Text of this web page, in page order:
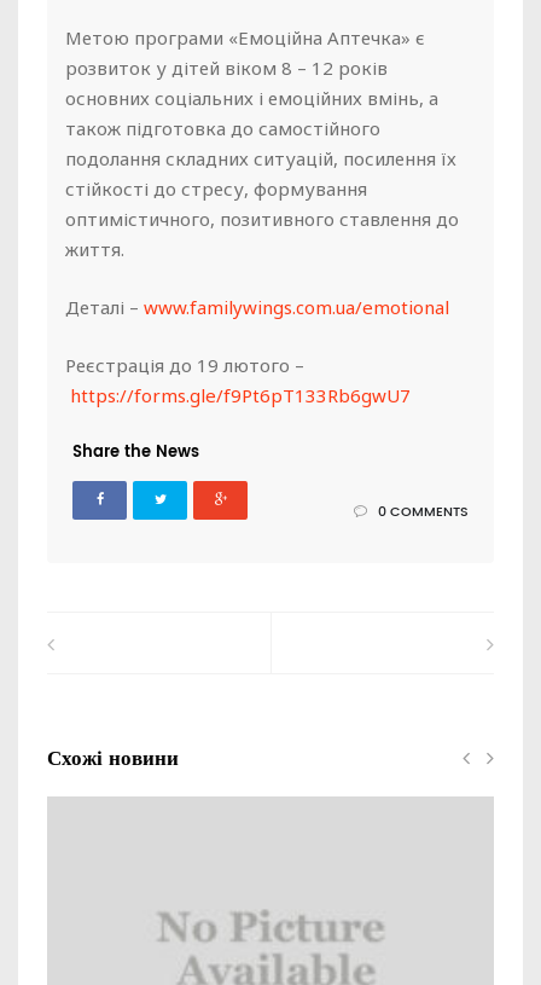
Метою програми «Емоційна Аптечка» є
розвиток у дітей віком 8 – 12 років
основних соціальних і емоційних вмінь, а
також підготовка до самостійного
подолання складних ситуацій, посилення їх
стійкості до стресу, формування
оптимістичного, позитивного ставлення до
життя.
Деталі – www.familywings.com.ua/emotional
Реєстрація до 19 лютого –
https://forms.gle/f9Pt6pT133Rb6gwU7
Share the News
0 COMMENTS
Схожі новини